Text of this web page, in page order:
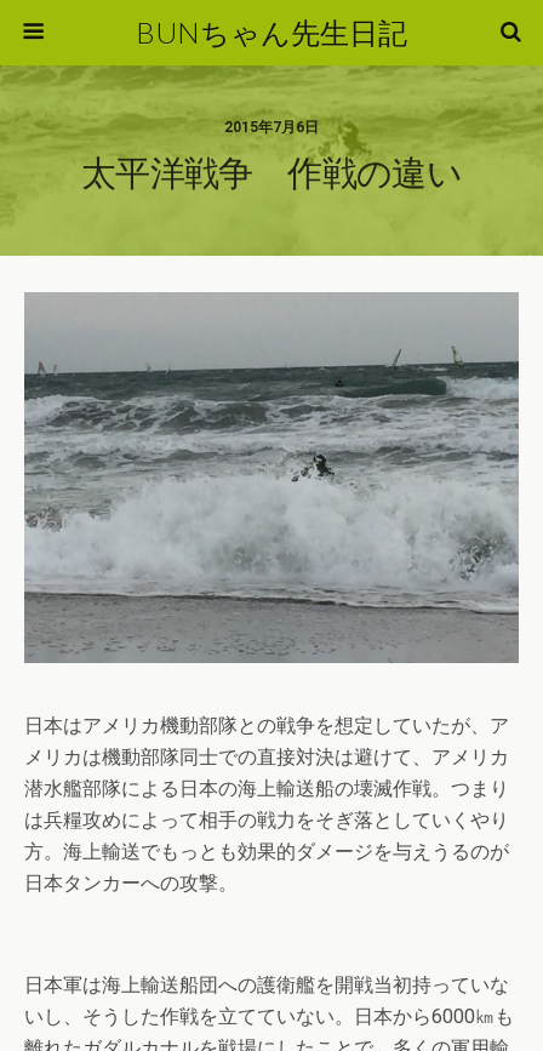
BUNちゃん先生日記
2015年7月6日
太平洋戦争 作戦の違い
日本はアメリカ機動部隊との戦争を想定していたが、ア
メリカは機動部隊同士での直接対決は避けて、アメリカ
潜水艦部隊による日本の海上輸送船の壊滅作戦。つまり
は兵糧攻めによって相手の戦力をそぎ落としていくやり
方。海上輸送でもっとも効果的ダメージを与えうるのが
日本タンカーへの攻撃。
日本軍は海上輸送船団への護衛艦を開戦当初持っていな
いし、そうした作戦を立てていない。日本から6000㎞も